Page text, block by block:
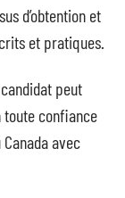
d’obtention et
et pratiques.
peut
toute confiance
avec